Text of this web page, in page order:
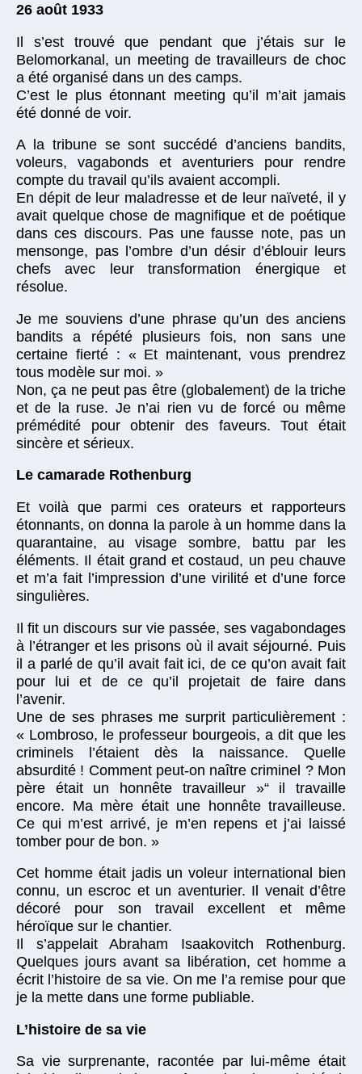
26 août 1933
Il s’est trouvé que pendant que j’étais sur le
Belomorkanal, un meeting de travailleurs de choc
a été organisé dans un des camps.
C’est le plus étonnant meeting qu’il m’ait jamais
été donné de voir.
A la tribune se sont succédé d’anciens bandits,
voleurs, vagabonds et aventuriers pour rendre
compte du travail qu’ils avaient accompli.
En dépit de leur maladresse et de leur naïveté, il y
avait quelque chose de magnifique et de poétique
dans ces discours. Pas une fausse note, pas un
mensonge, pas l’ombre d’un désir d’éblouir leurs
chefs avec leur transformation énergique et
résolue.
Je me souviens d’une phrase qu’un des anciens
bandits a répété plusieurs fois, non sans une
certaine fierté : « Et maintenant, vous prendrez
tous modèle sur moi. »
Non, ça ne peut pas être (globalement) de la triche
et de la ruse. Je n’ai rien vu de forcé ou même
prémédité pour obtenir des faveurs. Tout était
sincère et sérieux.
Le camarade Rothenburg
Et voilà que parmi ces orateurs et rapporteurs
étonnants, on donna la parole à un homme dans la
quarantaine, au visage sombre, battu par les
éléments. Il était grand et costaud, un peu chauve
et m’a fait l’impression d’une virilité et d’une force
singulières.
Il fit un discours sur vie passée, ses vagabondages
à l’étranger et les prisons où il avait séjourné. Puis
il a parlé de qu’il avait fait ici, de ce qu’on avait fait
pour lui et de ce qu’il projetait de faire dans
l’avenir.
Une de ses phrases me surprit particulièrement :
« Lombroso, le professeur bourgeois, a dit que les
criminels l’étaient dès la naissance. Quelle
absurdité ! Comment peut-on naître criminel ? Mon
père était un honnête travailleur »“ il travaille
encore. Ma mère était une honnête travailleuse.
Ce qui m’est arrivé, je m’en repens et j’ai laissé
tomber pour de bon. »
Cet homme était jadis un voleur international bien
connu, un escroc et un aventurier. Il venait d’être
décoré pour son travail excellent et même
héroïque sur le chantier.
Il s’appelait Abraham Isaakovitch Rothenburg.
Quelques jours avant sa libération, cet homme a
écrit l’histoire de sa vie. On me l’a remise pour que
je la mette dans une forme publiable.
L’histoire de sa vie
Sa vie surprenante, racontée par lui-même était